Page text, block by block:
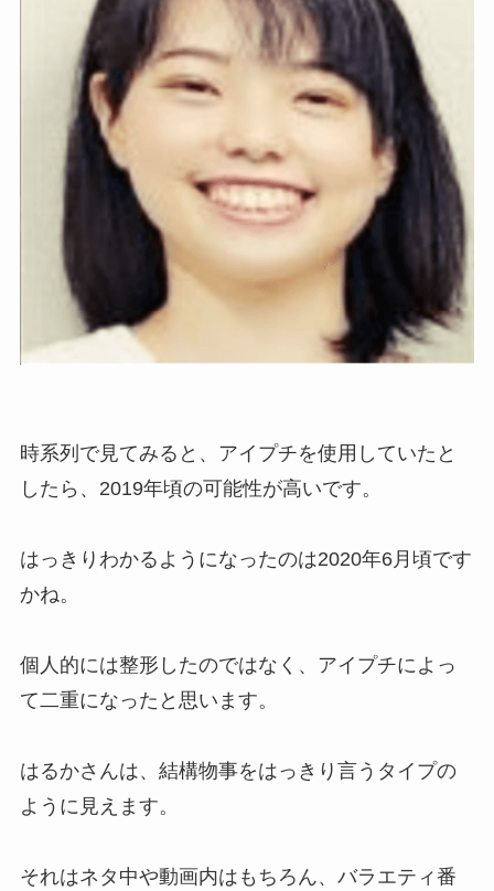
時系列で見てみると、アイプチを使用していたと
したら、2019年頃の可能性が高いです。
はっきりわかるようになったのは2020年6月頃です
かね。
個人的には整形したのではなく、アイプチによっ
て二重になった と思います。
はるかさんは、結構物事をはっきり言うタイプの
ように見えます。
それはネタ中や動画内はもちろん、バラエティ番